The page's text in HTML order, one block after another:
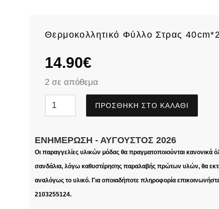
Θερμοκολλητικό Φύλλο Στρας
14.90€
2 σε απόθεμα
ΠΡΟΣΘΉΚΗ ΣΤΟ ΚΑΛΆΘΙ
ΕΝΗΜΈΡΩΣΗ - ΑΎΓΟΥΣΤΟΣ 2026
Οι παραγγελίες υλικών μόδας θα πραγματοποιούνται κανονικά
σανδάλια, λόγω καθυστέρησης παραλαβής πρώτων υλών, θα
αναλόγως το υλικό. Για οποιαδήποτε πληροφορία
2103255124.